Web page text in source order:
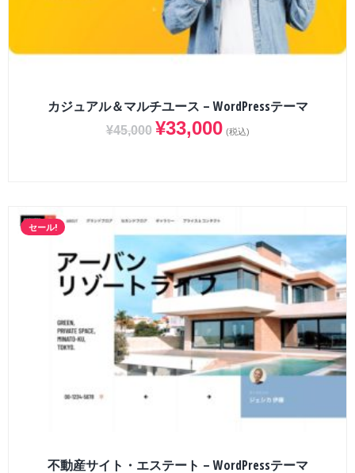
カジュアル＆マルチユース – WordPressテーマ
¥45,000 ¥33,000 (税込)
セール!
不動産サイト・エステート – WordPressテーマ